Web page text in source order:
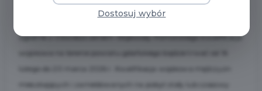
kwalifikacji wojskowej.
Zgodnie z Obwieszczeniem Wojewody Pomorskiego kwalifikacja
mieszkających i zameldowanych na pobyt stały lub czasowy
Dostosuj wybór